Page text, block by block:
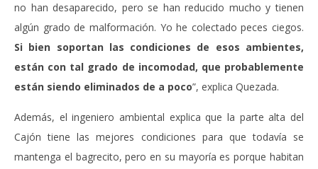
no han desaparecido, pero se han reducido mucho y tienen
algún grado de malformación. Yo he colectado peces ciegos.
Si bien soportan las condiciones de esos ambientes,
están con tal grado de incomodad, que probablemente
están siendo eliminados de a poco”, explica Quezada.
Además, el ingeniero ambiental explica que la parte alta del
Cajón tiene las mejores condiciones para que todavía se
mantenga el bagrecito, pero en su mayoría es porque habitan